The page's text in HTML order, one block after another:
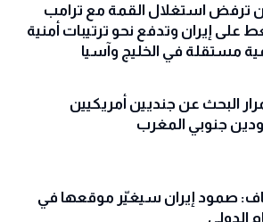
ترفض استغلال القمة مع ترامب
على إيران وتدفع نحو ترتيبات أمنية
مستقلة في الخليج وآسيا
البحث عن جنديين أمريكيين
جنوبي المغرب
صمود إيران سيغيّر موقعها في
الدولي